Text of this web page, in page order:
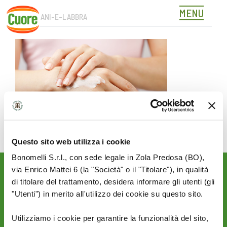
Questo sito web utilizza i cookie
Bonomelli S.r.l., con sede legale in Zola Predosa (BO),
via Enrico Mattei 6 (la "Società" o il "Titolare"), in qualità
di titolare del trattamento, desidera informare gli utenti (gli
"Utenti") in merito all'utilizzo dei cookie su questo sito.
Utilizziamo i cookie per garantire la funzionalità del sito,
Skip
content
MENU
CURA-MANI-E-LABBRA
Rimani aggiornato sulle
novità del mondo Cuore: